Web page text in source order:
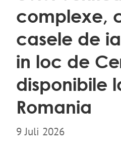
complexe,
casele de
in loc de
disponibile
Romania
9 Juli 2026